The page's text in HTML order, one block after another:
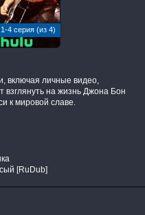
4 серия (из 4)
включая личные видео,
взглянуть на жизнь Джона Бон
к мировой славе.
[RuDub]